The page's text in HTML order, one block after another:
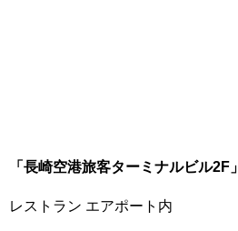
「長崎空港旅客ターミナルビル2F」
レストラン エアポート内